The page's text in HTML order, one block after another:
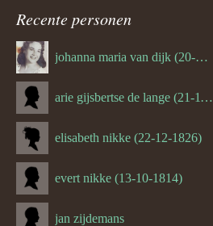
navigatie
Recente personen
johanna maria van dijk (20-07-1939)
arie gijsbertse de lange (21-11-1675)
elisabeth nikke (22-12-1826)
evert nikke (13-10-1814)
jan zijdemans